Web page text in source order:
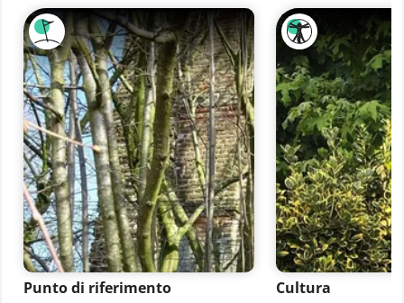
Punto di riferimento Cultura